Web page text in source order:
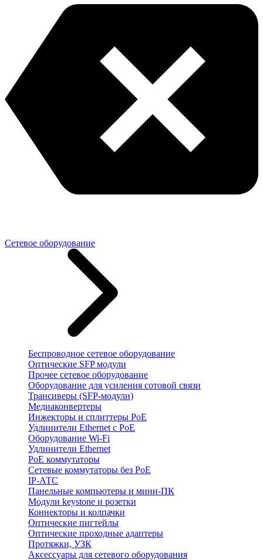
Сетевое оборудование
Беспроводное сетевое оборудование
Оптические SFP модули
Прочее сетевое оборудование
Оборудование для усиления сотовой связи
Трансиверы (SFP-модули)
Медиаконвертеры
Инжекторы и сплиттеры PoE
Удлинители Ethernet с PoE
Оборудование Wi-Fi
Удлинители Ethernet
PoE коммутаторы
Сетевые коммутаторы без PoE
IP-АТС
Панельные компьютеры и мини-ПК
Модули keystone и розетки
Коннекторы и колпачки
Оптические пигтейлы
Оптические проходные адаптеры
Протяжки, УЗК
Аксессуары для сетевого оборудования